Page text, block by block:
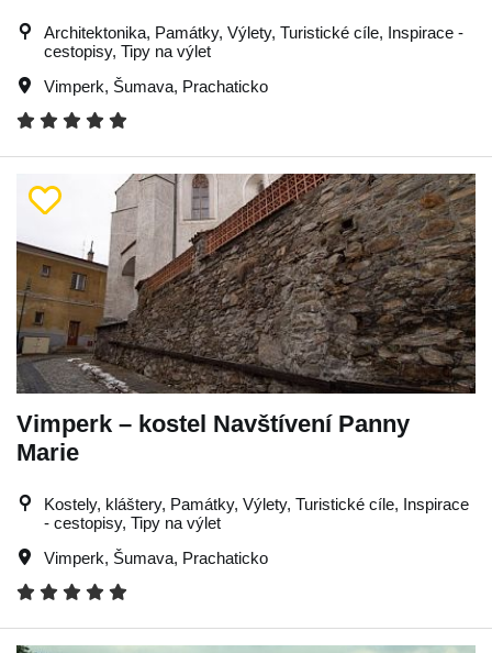
Architektonika, Památky, Výlety, Turistické cíle, Inspirace -
cestopisy, Tipy na výlet
Vimperk, Šumava, Prachaticko
Vimperk – kostel Navštívení Panny
Marie
Kostely, kláštery, Památky, Výlety, Turistické cíle, Inspirace
- cestopisy, Tipy na výlet
Vimperk, Šumava, Prachaticko